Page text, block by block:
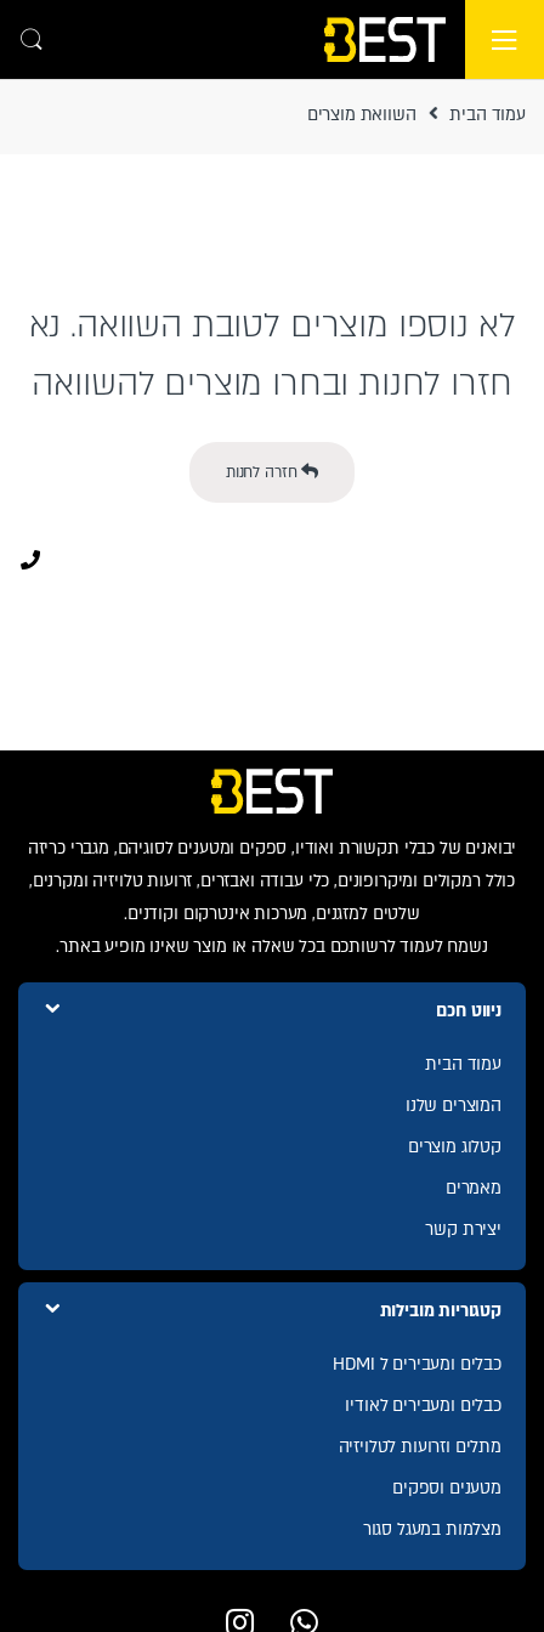
navigation
content
עמוד הבית
השוואת מוצרים
לא נוספו מוצרים לטובת השוואה. נא
חזרו לחנות ובחרו מוצרים להשוואה
חזרה לחנות
יבואנים של כבלי תקשורת ואודיו, ספקים ומטענים לסוגיהם, מגברי כריזה
כולל רמקולים ומיקרופונים, כלי עבודה ואבזרים, זרועות טלויזיה ומקרנים,
שלטים למזגנים, מערכות אינטרקום וקודנים.
נשמח לעמוד לרשותכם בכל שאלה או מוצר שאינו מופיע באתר.
ניווט חכם
עמוד הבית
המוצרים שלנו
קטלוג מוצרים
מאמרים
יצירת קשר
קטגוריות מובילות
כבלים ומעבירים ל HDMI
כבלים ומעבירים לאודיו
מתלים וזרועות לטלויזיה
מטענים וספקים
מצלמות במעגל סגור